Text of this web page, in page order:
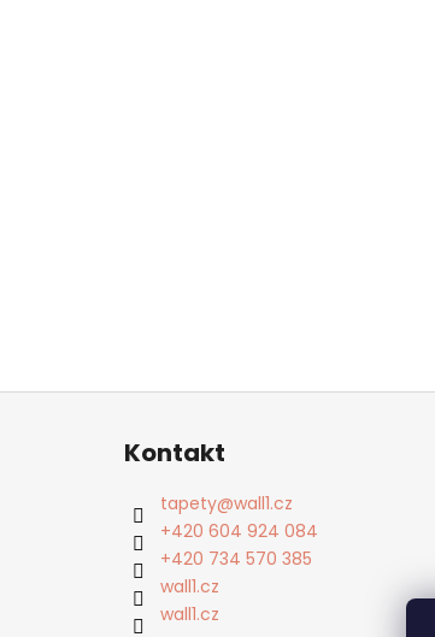
Z
Kontakt
tapety@wall1.cz
+420 604 924 084
+420 734 570 385
wall1.cz
wall1.cz